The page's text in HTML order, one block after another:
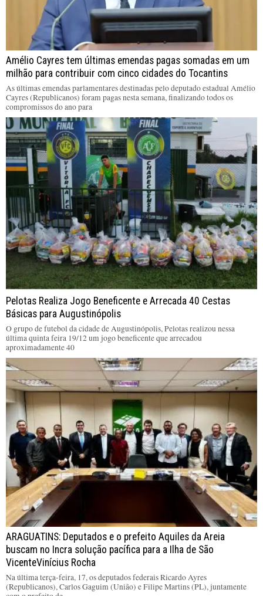
Amélio Cayres tem últimas emendas pagas somadas em um
milhão para contribuir com cinco cidades do Tocantins
As últimas emendas parlamentares destinadas pelo deputado estadual Amélio
Cayres (Republicanos) foram pagas nesta semana, finalizando todos os
compromissos do ano para
Pelotas Realiza Jogo Beneficente e Arrecada 40 Cestas
Básicas para Augustinópolis
O grupo de futebol da cidade de Augustinópolis, Pelotas realizou nessa
última quinta feira 19/12 um jogo beneficente que arrecadou
aproximadamente 40
ARAGUATINS: Deputados e o prefeito Aquiles da Areia
buscam no Incra solução pacífica para a Ilha de São
VicenteVinícius Rocha
Na última terça-feira, 17, os deputados federais Ricardo Ayres
(Republicanos), Carlos Gaguim (União) e Filipe Martins (PL), juntamente